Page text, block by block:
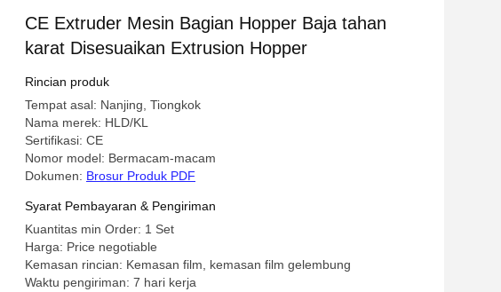
CE Extruder Mesin Bagian Hopper Baja tahan
karat Disesuaikan Extrusion Hopper
Rincian produk
Tempat asal: Nanjing, Tiongkok
Nama merek: HLD/KL
Sertifikasi: CE
Nomor model: Bermacam-macam
Dokumen: Brosur Produk PDF
Syarat Pembayaran & Pengiriman
Kuantitas min Order: 1 Set
Harga: Price negotiable
Kemasan rincian: Kemasan film, kemasan film gelembung
Waktu pengiriman: 7 hari kerja